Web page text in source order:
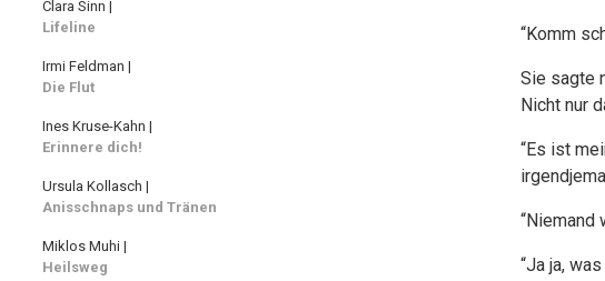
“Komm
Sie sagte
Nicht nur
“Es ist
“Niemand
“Ja ja,
Clara Sinn |
Lifeline
Irmi Feldman |
Die Flut
Ines Kruse-Kahn |
Erinnere dich!
Ursula Kollasch |
Anisschnaps und Tränen
Miklos Muhi |
Heilsweg